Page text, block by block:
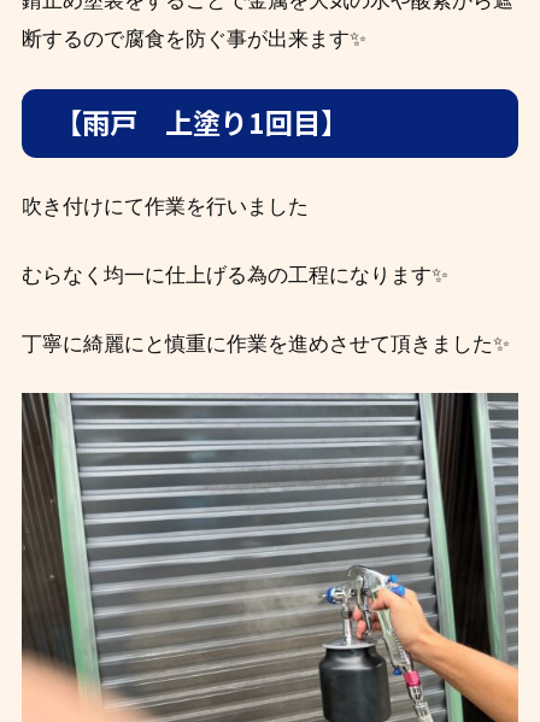
断するので腐食を防ぐ事が出来ます✨
【雨戸 上塗り1回目】
吹き付けにて作業を行いました
むらなく均一に仕上げる為の工程になります✨
丁寧に綺麗にと慎重に作業を進めさせて頂きました✨